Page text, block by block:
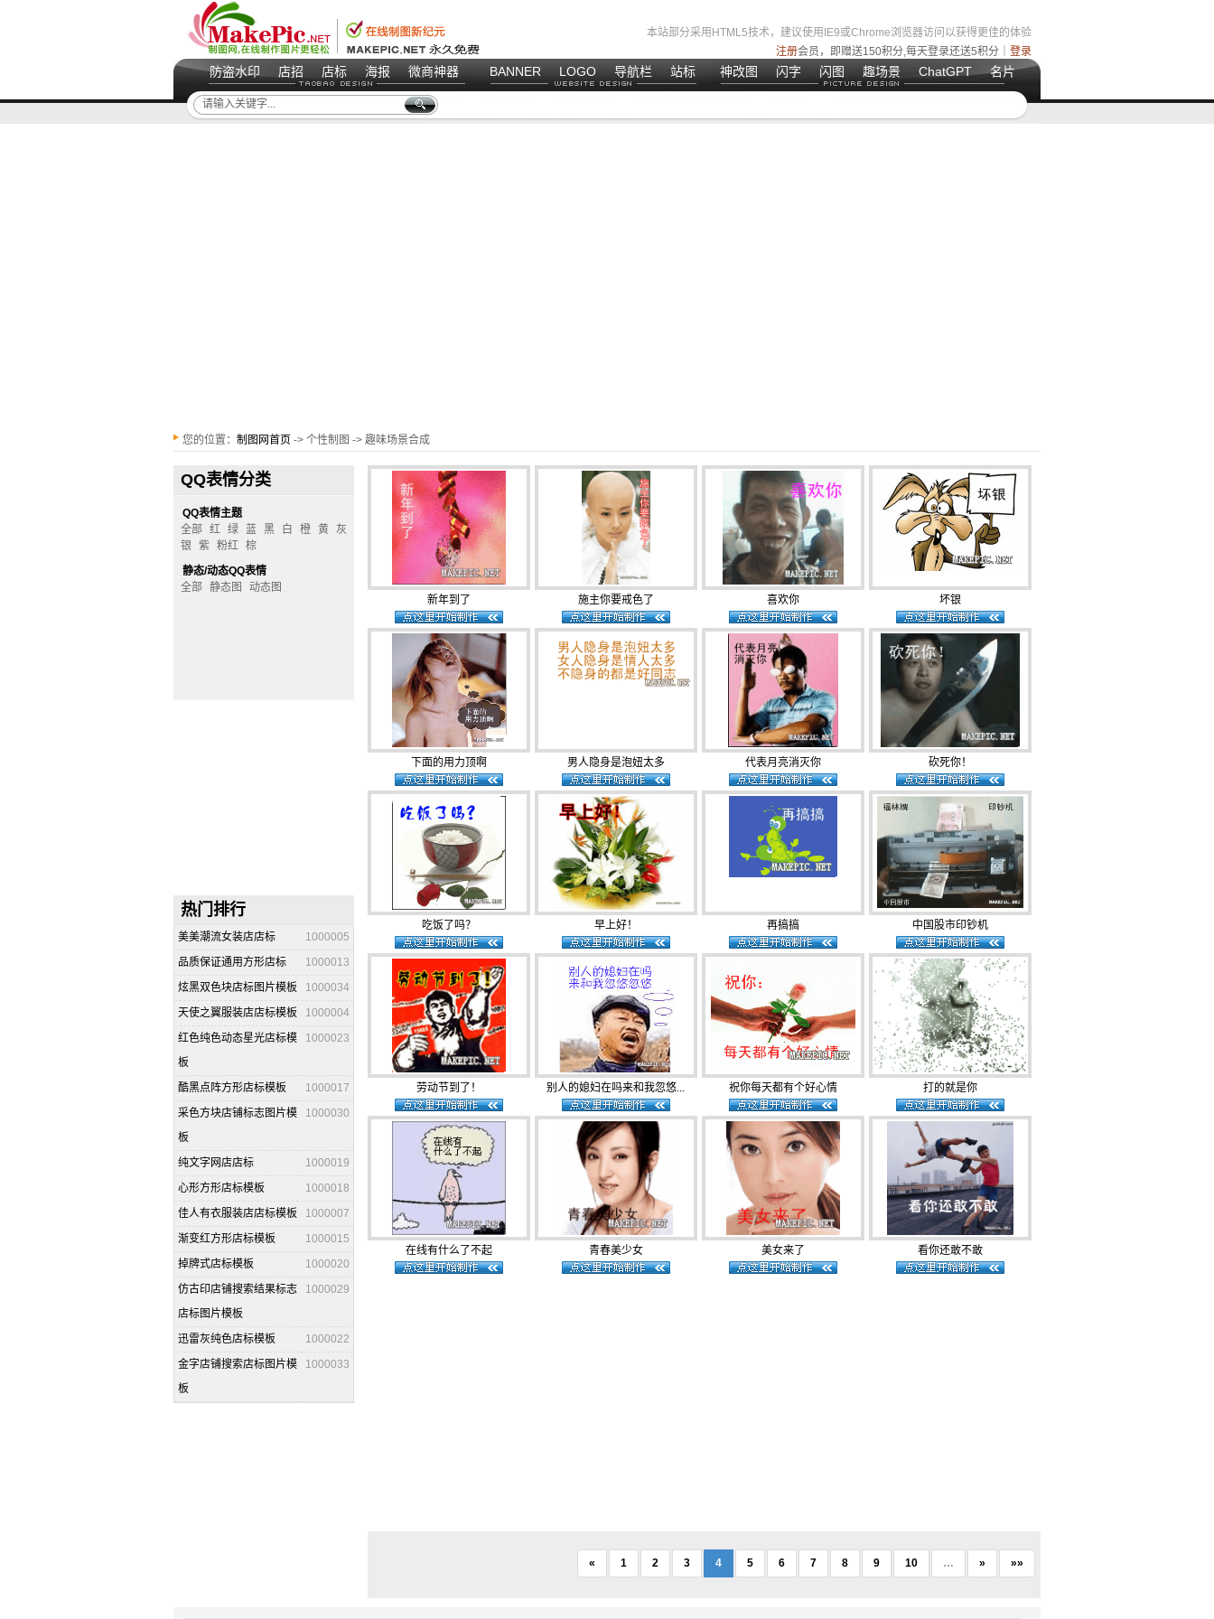
本站部分采用HTML5技术，建议使用IE9或Chrome浏览器访问以获得更佳的体验
注册会员，即赠送150积分,每天登录还送5积分｜ 登录
防盗水印 店招 店标 海报 微商神器 BANNER LOGO 导航栏 站标 神改图 闪字 闪图 趣场景 ChatGPT 名片
您的位置： 制图网首页 -> 个性制图 -> 趣味场景合成
QQ表情分类
QQ表情主题
全部 红 绿 蓝 黑 白 橙 黄 灰
银
紫 粉红 棕
静态/动态QQ表情
全部 静态图 动态图
热门排行
1000005
美美潮流女装店店标
1000013
品质保证通用方形店标
1000034
炫黑双色块店标图片模板
1000004
天使之翼服装店店标模板
1000023
红色纯色动态星光店标模
板
1000017
酷黑点阵方形店标模板
1000030
采色方块店铺标志图片模
板
1000019
纯文字网店店标
1000018
心形方形店标模板
1000007
佳人有衣服装店店标模板
1000015
渐变红方形店标模板
1000020
掉牌式店标模板
1000029
仿古印店铺搜索结果标志
店标图片模板
1000022
迅雷灰纯色店标模板
1000033
金字店铺搜索店标图片模
板
新年到了 施主你要戒色了 喜欢你 坏银
下面的用力顶啊 男人隐身是泡妞太多 代表月亮消灭你 砍死你！
吃饭了吗？ 早上好！ 再搞搞 中国股市印钞机
劳动节到了！ 别人的媳妇在吗来和我忽悠... 祝你每天都有个好心情 打的就是你
在线有什么了不起 青春美少女 美女来了 看你还敢不敢
« 1 2 3 4 5 6 7 8 9 10 … » »»